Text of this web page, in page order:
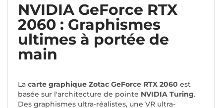
NVIDIA GeForce RTX
2060 : Graphismes
ultimes à portée de
main
La carte graphique Zotac GeForce RTX 2060 est
basée sur l'architecture de pointe NVIDIA Turing.
Des graphismes ultra-réalistes, une VR ultra-